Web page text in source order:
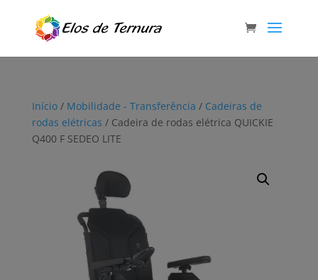
Início/ Mobilidade - Transferência / Cadeiras de
rodas elétricas / Cadeira de rodas elétrica QUICKIE
Q400 F SEDEO LITE